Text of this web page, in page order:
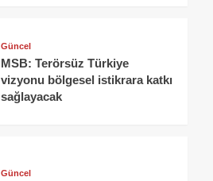
Güncel
MSB: Terörsüz Türkiye
vizyonu bölgesel istikrara katkı
sağlayacak
Güncel